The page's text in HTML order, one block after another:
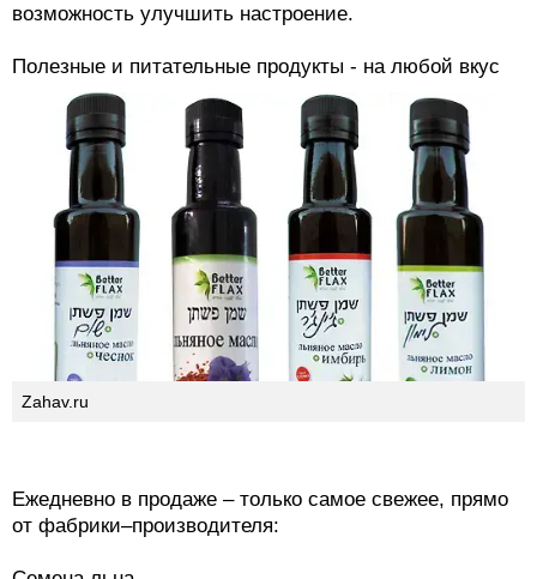
возможность улучшить настроение.
Полезные и питательные продукты - на любой вкус
Zahav.ru
Ежедневно в продаже – только самое свежее, прямо
от фабрики–производителя: